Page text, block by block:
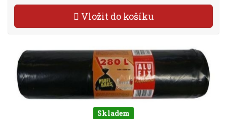
Vložit do košíku
Skladem